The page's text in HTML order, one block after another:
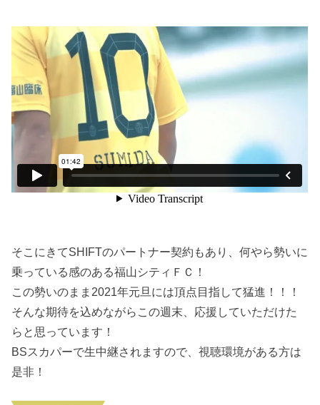
そこにきてSHIFTのパートナー契約もあり、何やら勢いに
乗っている感のある福山シティＦＣ！
この勢いのまま2021年元旦には頂点目指して猛進！！！
そんな期待を込めながらこの週末、応援していただけた
らと思っています！
BSスカパーで生中継されますので、視聴環境がある方は
是非！